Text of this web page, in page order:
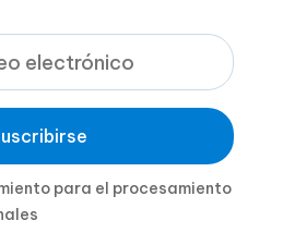
para el procesamiento